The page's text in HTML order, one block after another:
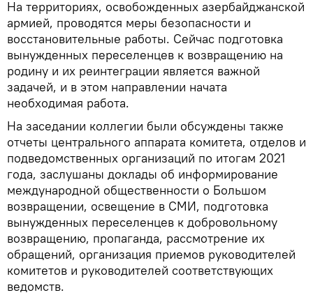
На территориях, освобожденных азербайджанской
армией, проводятся меры безопасности и
восстановительные работы. Сейчас подготовка
вынужденных переселенцев к возвращению на
родину и их реинтеграции является важной
задачей, и в этом направлении начата
необходимая работа.
На заседании коллегии были обсуждены также
отчеты центрального аппарата комитета, отделов и
подведомственных организаций по итогам 2021
года, заслушаны доклады об информирование
международной общественности о Большом
возвращении, освещение в СМИ, подготовка
вынужденных переселенцев к добровольному
возвращению, пропаганда, рассмотрение их
обращений, организация приемов руководителей
комитетов и руководителей соответствующих
ведомств.